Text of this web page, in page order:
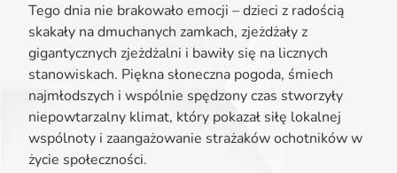
Tego dnia nie brakowało emocji – dzieci z radością
skakały na dmuchanych zamkach, zjeżdżały z
gigantycznych zjeżdżalni i bawiły się na licznych
stanowiskach. Piękna słoneczna pogoda, śmiech
najmłodszych i wspólnie spędzony czas stworzyły
niepowtarzalny klimat, który pokazał siłę lokalnej
wspólnoty i zaangażowanie strażaków ochotników w
życie społeczności.